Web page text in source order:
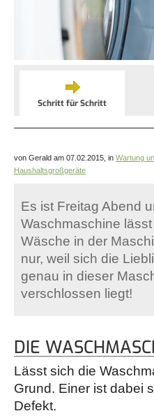
Schritt für Schritt
von Gerald am 07.02.2015, in Wartung
Haushaltsgroßgeräte
Es ist Freitag Abend
Waschmaschine
Wäsche in der
nur, weil sich die
genau in dieser
verschlossen liegt!
DIE
Lässt sich die
Grund. Einer ist dabei
Defekt.